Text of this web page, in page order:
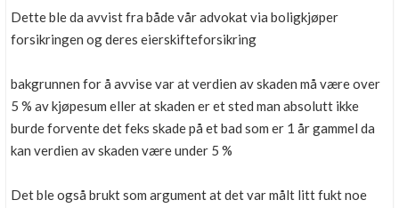
Dette ble da avvist fra både vår advokat via boligkjøper
forsikringen og deres eierskifteforsikring
bakgrunnen for å avvise var at verdien av skaden må være over
5 % av kjøpesum eller at skaden er et sted man absolutt ikke
burde forvente det feks skade på et bad som er 1 år gammel da
kan verdien av skaden være under 5 %
Det ble også brukt som argument at det var målt litt fukt noe